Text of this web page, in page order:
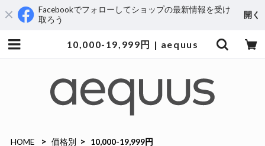
Facebookでフォローしてショップの最新情報を受け
取ろう
開く
10,000-19,999円 | aequus
HOME 価格別 10,000-19,999円